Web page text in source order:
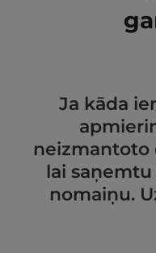
Ja kāda
neizmantoto
lai
nomaiņu.